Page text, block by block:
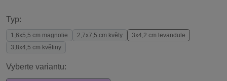
Typ:
1,6x5,5 cm magnolie 2,7x7,5 cm květy
3x4,2 cm levandule
3,8x4,5 cm květiny
Vyberte variantu: